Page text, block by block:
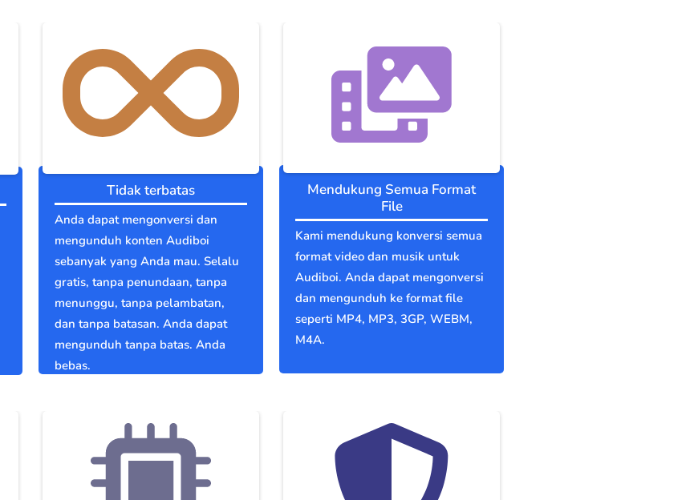
Tidak terbatas
Anda dapat mengonversi dan
mengunduh konten Audiboi
sebanyak yang Anda mau. Selalu
gratis, tanpa penundaan, tanpa
menunggu, tanpa pelambatan,
dan tanpa batasan. Anda dapat
mengunduh tanpa batas. Anda
bebas.
Mendukung Semua Format
File
Kami mendukung konversi semua
format video dan musik untuk
Audiboi. Anda dapat mengonversi
dan mengunduh ke format file
seperti MP4, MP3, 3GP, WEBM,
M4A.